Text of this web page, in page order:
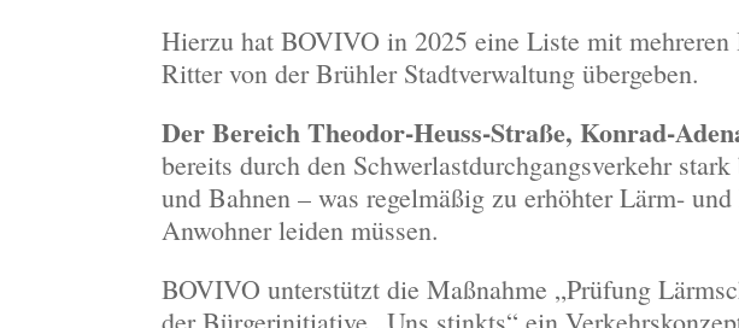
Hierzu hat BOVIVO in 2025 eine Liste mit
Ritter von der Brühler Stadtverwaltung übergeben.
Der Bereich Theodor-Heuss-Straße, Konrad-
bereits durch den Schwerlastdurchgangsverkehr
und Bahnen – was regelmäßig zu erhöhter Lärm-
Anwohner leiden müssen.
BOVIVO unterstützt die Maßnahme „Prüfung